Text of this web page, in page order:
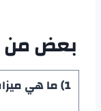
بعض من
1) ما هي